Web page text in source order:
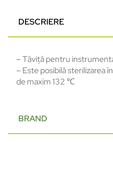
DESCRIERE
– Tăviță pentru
– Este posibilă sterilizarea
de maxim 132 ℃
BRAND